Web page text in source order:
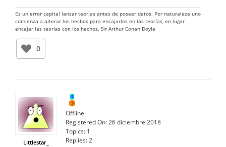
Es un error capital lanzar teorías antes de poseer datos. Por naturaleza uno
comienza a alterar los hechos para encajarlos en las teorías, en lugar
encajar las teorías con los hechos. Sir Arthur Conan Doyle
0
Littlestar_
Offline
Registered On:26 diciembre 2018
Topics: 1
Replies:2